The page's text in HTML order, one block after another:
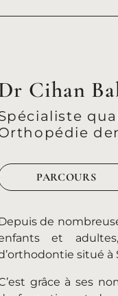
Cihan
PARCOURS
de
et
situé à
grâce à ses